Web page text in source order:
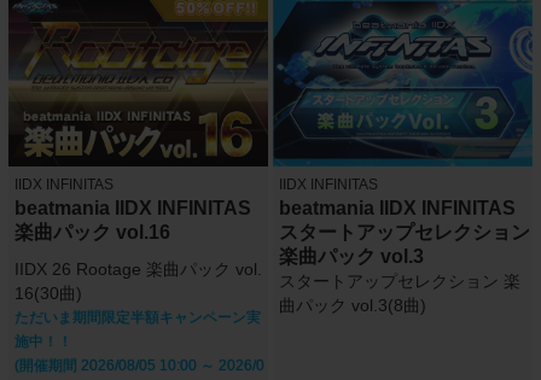
IIDX INFINITAS
beatmania IIDX INFINITAS
楽曲パック vol.16
IIDX 26 Rootage 楽曲パック vol.
16(30曲)
ただいま期間限定半額キャンペーン実
施中！！
(開催期間 2026/08/05 10:00 ～ 2026/0
IIDX INFINITAS
beatmania IIDX INFINITAS
スタートアップセレクション
楽曲パック vol.3
スタートアップセレクション 楽
曲パック vol.3(8曲)